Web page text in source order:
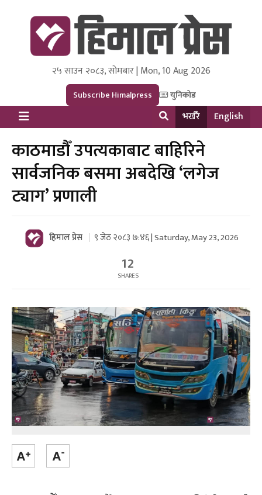
Himal Press
Dot NewsyNepal Media and Research Pvt Ltd.
२५ साउन २०८३, सोमबार | Mon, 10 Aug 2026
Subscribe Himalpress युनिकोड
भर्खरै English
काठमाडौँ उपत्यकाबाट बाहिरिने
सार्वजनिक बसमा अबदेखि ‘लगेज
ट्याग’ प्रणाली
हिमाल प्रेस ९ जेठ २०८३ ७:४६ | Saturday, May 23, 2026
12
SHARES